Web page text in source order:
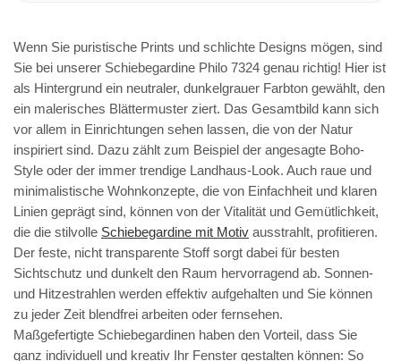
Wenn Sie puristische Prints und schlichte Designs mögen, sind
Sie bei unserer Schiebegardine Philo 7324 genau richtig! Hier ist
als Hintergrund ein neutraler, dunkelgrauer Farbton gewählt, den
ein malerisches Blättermuster ziert. Das Gesamtbild kann sich
vor allem in Einrichtungen sehen lassen, die von der Natur
inspiriert sind. Dazu zählt zum Beispiel der angesagte Boho-
Style oder der immer trendige Landhaus-Look. Auch raue und
minimalistische Wohnkonzepte, die von Einfachheit und klaren
Linien geprägt sind, können von der Vitalität und Gemütlichkeit,
die die stilvolle Schiebegardine mit Motiv ausstrahlt, profitieren.
Der feste, nicht transparente Stoff sorgt dabei für besten
Sichtschutz und dunkelt den Raum hervorragend ab. Sonnen-
und Hitzestrahlen werden effektiv aufgehalten und Sie können
zu jeder Zeit blendfrei arbeiten oder fernsehen.
Maßgefertigte Schiebegardinen haben den Vorteil, dass Sie
ganz individuell und kreativ Ihr Fenster gestalten können: So